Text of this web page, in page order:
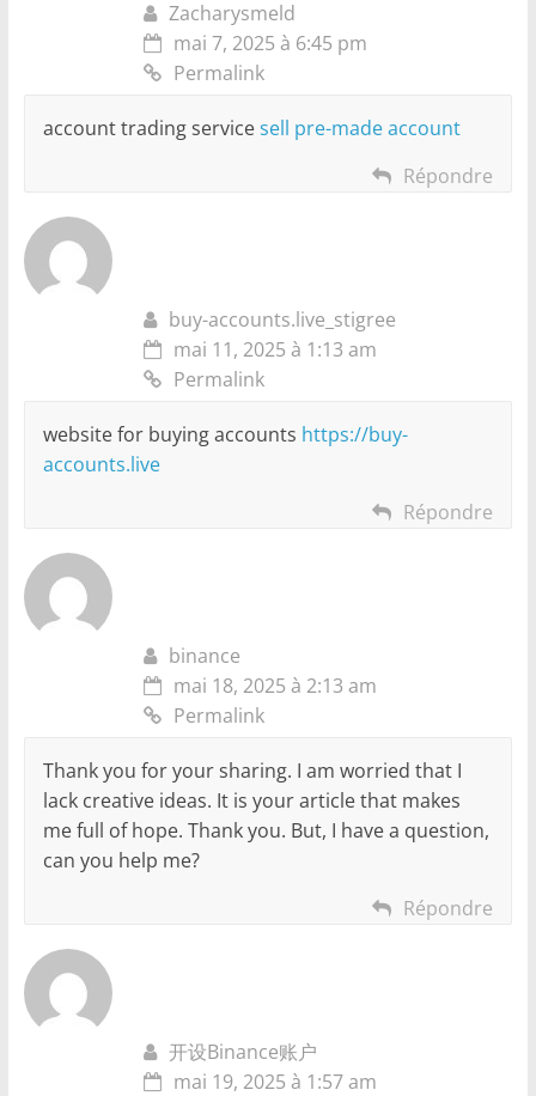
Zacharysmeld
mai 7, 2025 à 6:45 pm
Permalink
account trading servicesell pre-made account
Répondre
buy-accounts.live_stigree
mai 11, 2025 à 1:13 am
Permalink
website for buying accounts https://buy-
accounts.live
Répondre
binance
mai 18, 2025 à 2:13 am
Permalink
Thank you for your sharing. I am worried that I
lack creative ideas. It is your article that makes
me full of hope. Thank you. But, I have a question,
can you help me?
Répondre
开设Binance账户
mai 19, 2025 à 1:57 am